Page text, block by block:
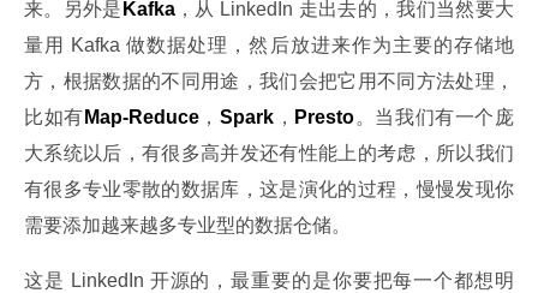
来。另外是 Kafka，从 LinkedIn 走出去的，我们当然要大
量用 Kafka 做数据处理，然后放进来作为主要的存储地
方，根据数据的不同用途，我们会把它用不同方法处理，
比如有 Map-Reduce，Spark ， Presto。当我们有一个庞
大系统以后，有很多高并发还有性能上的考虑，所以我们
有很多专业零散的数据库，这是演化的过程，慢慢发现你
需要添加越来越多专业型的数据仓储。
这是 LinkedIn 开源的，最重要的是你要把每一个都想明